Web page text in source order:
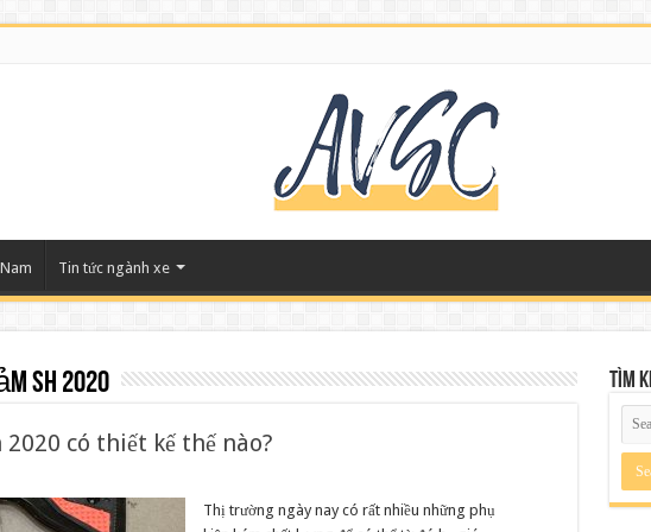
Tin tức ngành xe
sh 2020
có thiết kế thế nào?
Thị trường ngày nay có rất nhiều những phụ
Tìm